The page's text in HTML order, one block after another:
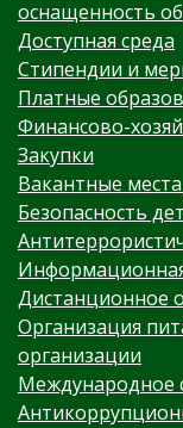
оснащенность
Доступная среда
Стипендии и
Платные
Финансово-
Закупки
Вакантные
Безопасность
Дистанционное
Организация
организации
Международное